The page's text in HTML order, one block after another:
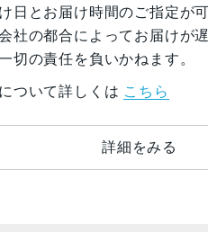
日とお届け時間のご指定が可
社の都合によってお届けが
切の責任を負いかねます。
ついて詳しくは こちら
詳細をみる